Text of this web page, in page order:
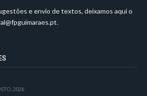
e envio de textos, deixamos aqui o
.
2026